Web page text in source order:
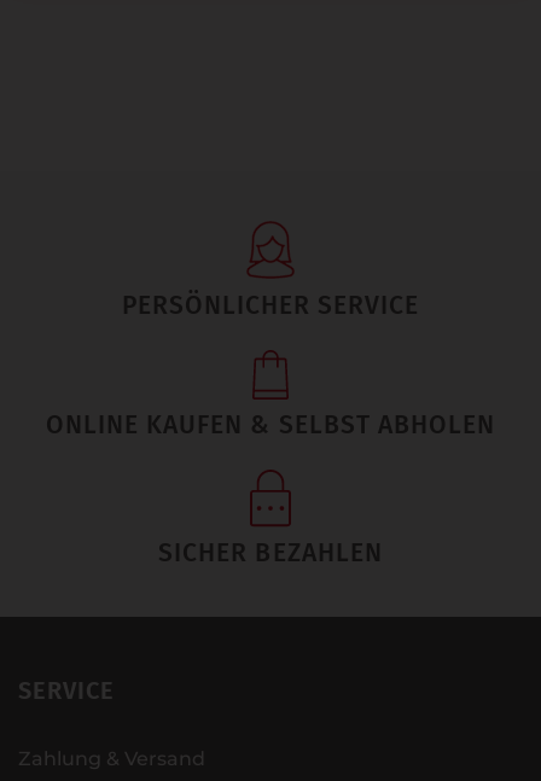
PERSÖNLICHER SERVICE
ONLINE KAUFEN & SELBST ABHOLEN
SICHER BEZAHLEN
SERVICE
Zahlung & Versand